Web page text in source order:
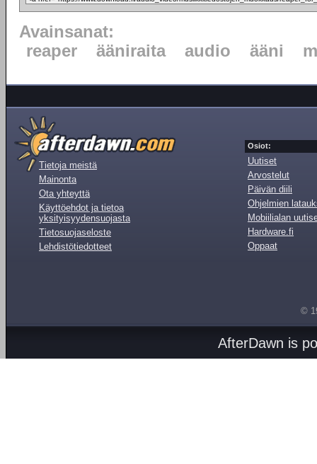
Avainsanat:
reaper
ääniraita audio ääni
Tietoja meistä
Mainonta
Ota yhteyttä
Käyttöehdot ja tietoa
yksityisyydensuojasta
Tietosuojaseloste
Lehdistötiedotteet
Osiot:
Uutiset
Arvostelut
Päivän diili
Ohjelmien
Mobiilialan
Hardware.fi
Oppaat
©
AfterDawn is